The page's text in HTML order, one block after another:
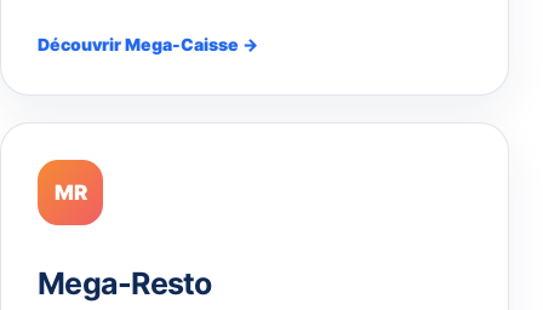
Découvrir Mega-Caisse →
MR
Mega-Resto